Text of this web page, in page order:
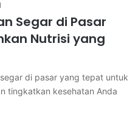
Segar di Pasar
Nutrisi yang
di pasar yang tepat untuk
tingkatkan kesehatan Anda